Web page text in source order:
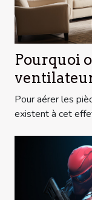
Pourquoi
Pour aérer les
existent à cet